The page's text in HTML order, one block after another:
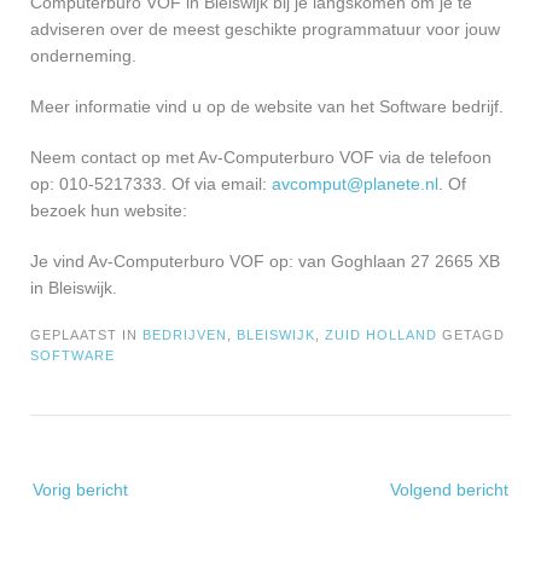
adviseren over de meest geschikte programmatuur voor jouw
onderneming.
Meer informatie vind u op de website van het Software bedrijf.
Neem contact op met Av-Computerburo VOF via de telefoon
op: 010-5217333. Of via email: avcomput@planete.nl . Of
bezoek hun website:
Je vind Av-Computerburo VOF op: van Goghlaan 27 2665 XB
in Bleiswijk.
GEPLAATST IN BEDRIJVEN BLEISWIJK ZUID HOLLAND GETAGD
SOFTWARE
navigatie
Vorig bericht Volgend bericht